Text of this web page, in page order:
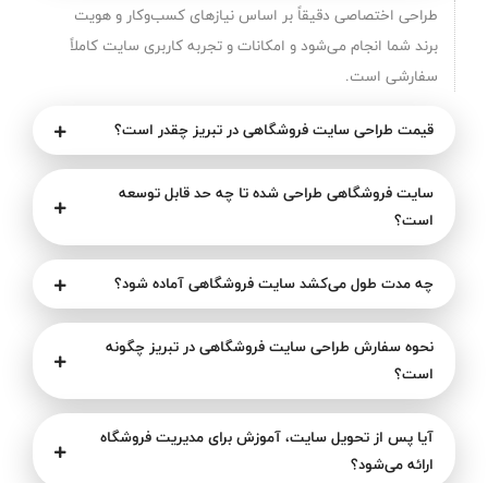
طراحی اختصاصی دقیقاً بر اساس نیازهای کسب‌وکار و هویت
برند شما انجام می‌شود و امکانات و تجربه کاربری سایت کاملاً
سفارشی است.
قیمت طراحی سایت فروشگاهی در تبریز چقدر است؟
سایت فروشگاهی طراحی شده تا چه حد قابل توسعه
است؟
چه مدت طول می‌کشد سایت فروشگاهی آماده شود؟
نحوه سفارش طراحی سایت فروشگاهی در تبریز چگونه
است؟
آیا پس از تحویل سایت، آموزش برای مدیریت فروشگاه
ارائه می‌شود؟